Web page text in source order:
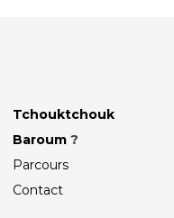
Tchouktchouk
Baroum ?
Parcours
Contact